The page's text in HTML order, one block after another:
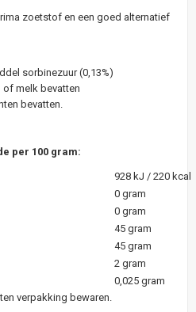
zoetstof en een goed alternatief
sorbinezuur (0,13%)
of melk bevatten
bevatten.
per 100 gram:
928 kJ / 220 kcal
0 gram
0 gram
45 gram
45 gram
2 gram
0,025 gram
verpakking bewaren.